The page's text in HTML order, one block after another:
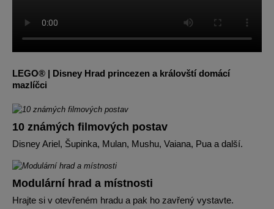
LEGO® | Disney Hrad princezen a královští domácí
mazlíčci
10 známých filmových postav
Disney Ariel, Šupinka, Mulan, Mushu, Vaiana, Pua a další.
Modulární hrad a místnosti
Hrajte si v otevřeném hradu a pak ho zavřený vystavte.